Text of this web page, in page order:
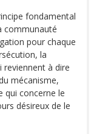
fondamental
communauté
pour chaque
la
reviennent à dire
mécanisme,
qui concerne le
désireux de le